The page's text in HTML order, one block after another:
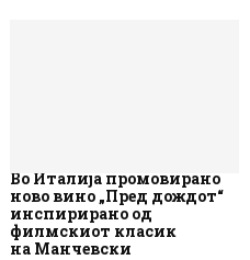
Во Италија промовирано
ново вино „Пред дождот“
инспирирано од
филмскиот класик
на Манчевски